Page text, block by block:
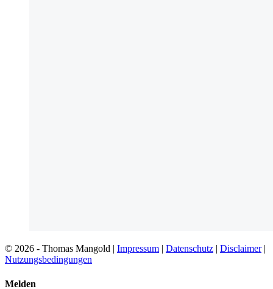
© 2026 - Thomas Mangold | Impressum | Datenschutz | Disclaimer|
Nutzungsbedingungen
Melden